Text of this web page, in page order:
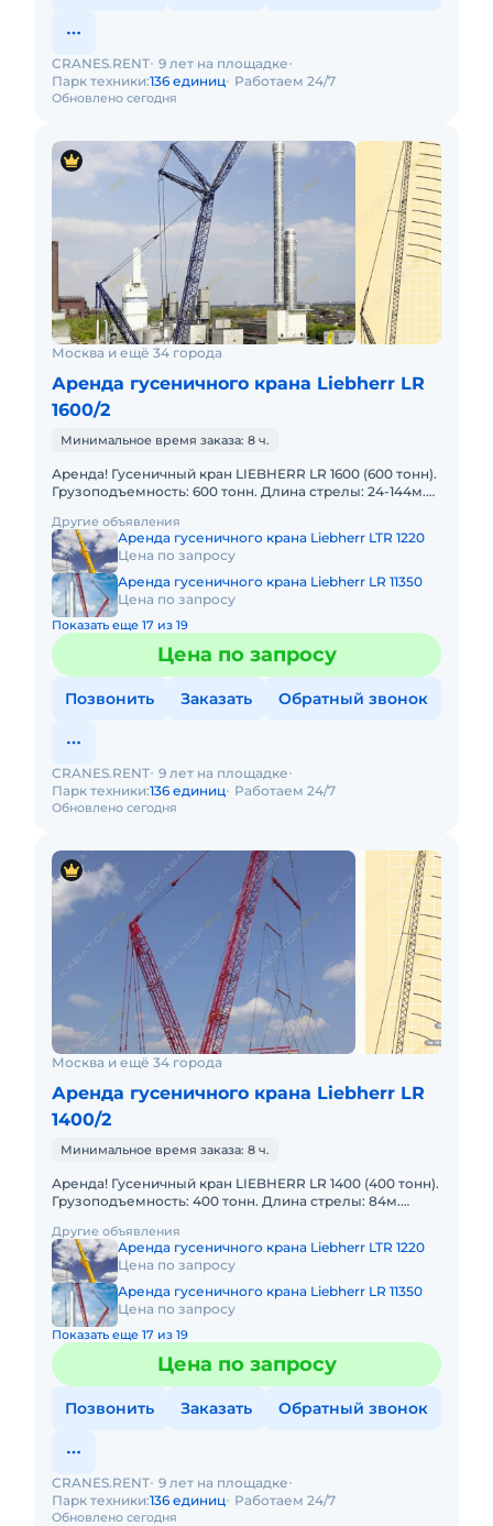
Обновлено сегодня
CRANES.RENT 9 лет на площадке
Парк техники:136 единиц Работаем 24/7
Москва и ещё 34 города
Аренда гусеничного крана Liebherr LR
1600/2
Минимальное время заказа: 8 ч.
Аренда! Гусеничный кран LIEBHERR LR 1600 (600 тонн).
Грузоподъемность: 600 тонн. Длина стрелы: 24-144м.
Другие объявления
Аренда гусеничного крана Liebherr LTR 1220
Цена по запросу
Аренда гусеничного крана Liebherr LR 11350
Цена по запросу
Показать еще 17 из 19
Цена по запросу
Позвонить Заказать Обратный звонок
Обновлено сегодня
CRANES.RENT 9 лет на площадке
Парк техники:136 единиц Работаем 24/7
Москва и ещё 34 города
Аренда гусеничного крана Liebherr LR
1400/2
Минимальное время заказа: 8 ч.
Аренда! Гусеничный кран LIEBHERR LR 1400 (400 тонн).
Грузоподъемность: 400 тонн. Длина стрелы: 84м.
документ
Другие объявления
Аренда гусеничного крана Liebherr LTR 1220
Цена по запросу
Аренда гусеничного крана Liebherr LR 11350
Цена по запросу
Показать еще 17 из 19
Цена по запросу
Позвонить Заказать Обратный звонок
Обновлено сегодня
CRANES.RENT 9 лет на площадке
Парк техники:136 единиц Работаем 24/7